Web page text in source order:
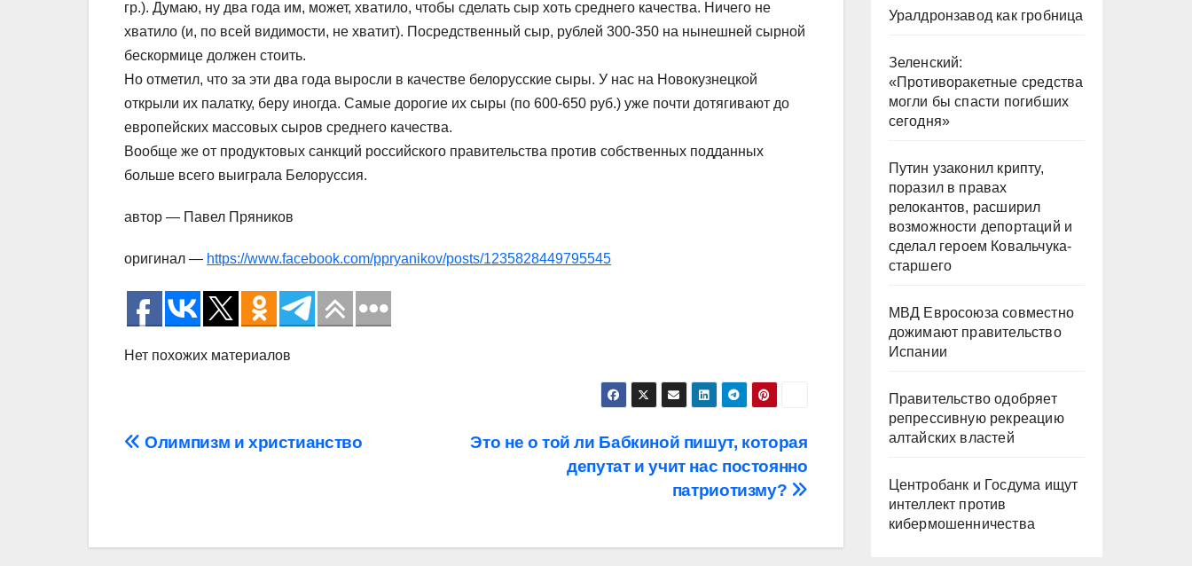
гр.). Думаю, ну два года им, может, хватило, чтобы сделать сыр хоть среднего качества. Ничего не
хватило (и, по всей видимости, не хватит). Посредственный сыр, рублей 300-350 на нынешней сырной
бескормице должен стоить.
Но отметил, что за эти два года выросли в качестве белорусские сыры. У нас на Новокузнецкой
открыли их палатку, беру иногда. Самые дорогие их сыры (по 600-650 руб.) уже почти дотягивают до
европейских массовых сыров среднего качества.
Вообще же от продуктовых санкций российского правительства против собственных подданных
больше всего выиграла Белоруссия.
автор — Павел Пряников
оригинал — https://www.facebook.com/ppryanikov/posts/1235828449795545
Нет похожих материалов
Навигация
Это не о той ли Бабкиной пишут, которая
депутат и учит нас постоянно
патриотизму?
Олимпизм и христианство
Уралдронзавод как гробница
Зеленский:
«Противоракетные средства
могли бы спасти погибших
сегодня»
Путин узаконил крипту,
поразил в правах
релокантов, расширил
возможности депортаций и
сделал героем Ковальчука-
старшего
МВД Евросоюза совместно
дожимают правительство
Испании
Правительство одобряет
репрессивную рекреацию
алтайских властей
Центробанк и Госдума ищут
интеллект против
кибермошенничества